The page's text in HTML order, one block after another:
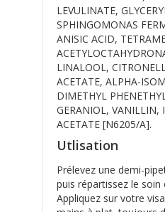
LEVULINATE,
SPHINGOMONAS
ANISIC ACID,
LINALOOL,
ACETATE, ALPHA-
DIMETHYL
GERANIOL, VANILLIN,
ACETATE [N6205/A].
Utlisation
Prélevez une demi-
puis répartissez le
Appliquez sur votre